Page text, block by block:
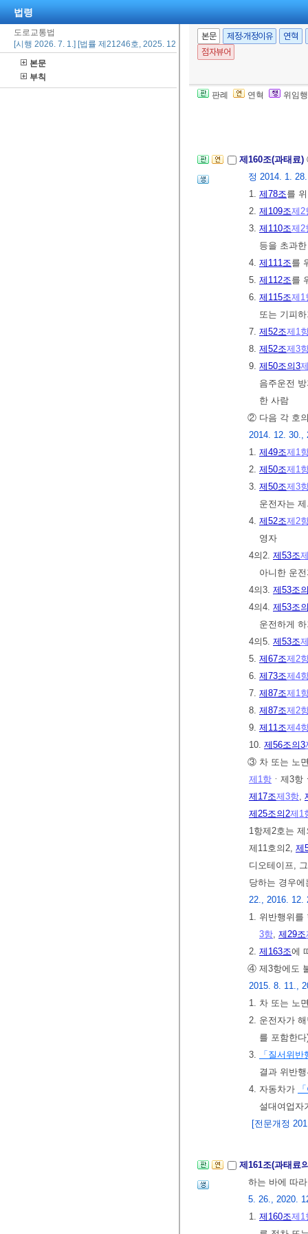
법령
도로교통법
[시행 2026. 7. 1.] [법률 제21246호, 2025. 12. 30., 일부개정]
본문
부칙
본문 제정·개정이유
연혁
점자뷰어
판례 연혁 위임
제159조(양벌규
법인 또는 개
아니한 경우에
제160조(과태료)
정 2014. 1.
1. 제78조를
2. 제109조제2
3. 제110조제2
등을 초과
4. 제111조를
5. 제112조를
6. 제115조제1
또는 기피
7. 제52조제1
8. 제52조제3
9. 제50조의3
음주운전
한 사람
② 다음 각 호
2014. 12. 30.,
1. 제49조제1
2. 제50조제1
3. 제50조제3
운전자는
4. 제52조제2
영자
4의2. 제53조
아니한 운
4의3. 제53조
4의4. 제53조
운전하게
4의5. 제53조
5. 제67조제2
6. 제73조제4
7. 제87조제1
8. 제87조제2
9. 제11조제4
10. 제56조의3
③ 차 또는 노
제1항 ㆍ제3
제17조제3항
제25조의2제1
1항제2호는
제11호의2, 제
디오테이프,
당하는 경우
22., 2016. 12.
1. 위반행위
3항 제29조
2. 제163조에
④ 제3항에도
2015. 8. 11.,
1. 차 또는 노
2. 운전자가
를 포함한다
3.
「질서위
결과 위반
4. 자동차가
설대여업자
[전문개정
제161조(과태료
하는 바에 따
5. 26., 2020.
1. 제160조제1